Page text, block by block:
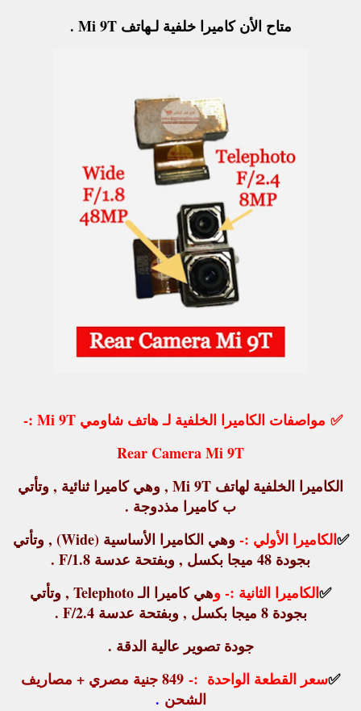
متاح الأن كاميرا خلفية لـهاتف Mi 9T .
✅ مواصفات الكاميرا الخلفية لـ هاتف شاومي Mi 9T :-
Rear Camera Mi 9T
الكاميرا الخلفية لهاتف Mi 9T , وهي كاميرا ثنائية , وتأتي
ب كاميرا مذدوجة .
✅الكاميرا الأولي :-
وهي الكاميرا الأساسية (Wide) , وتأتي
بجودة 48 ميجا بكسل , وبفتحة عدسة F/1.8 .
✅الكاميرا الثانية :- و
هي كاميرا الـ Telephoto , وتأتي
بجودة 8 ميجا بكسل , وبفتحة عدسة F/2.4 .
جودة تصوير عالية الدقة .
✅سعر القطعة الواحدة :-
849 جنية مصري + مصاريف
الشحن .